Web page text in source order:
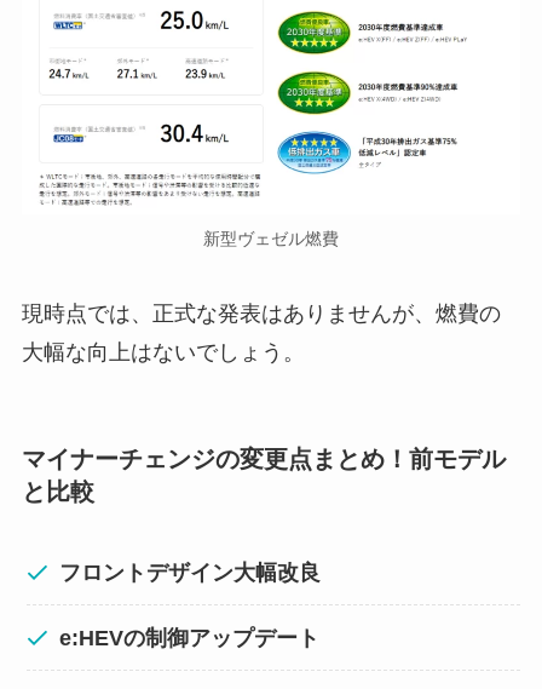
新型ヴェゼル燃費
現時点では、正式な発表はありませんが、燃費の
大幅な向上はないでしょう。
マイナーチェンジの変更点まとめ！前モデル
と比較
フロントデザイン大幅改良
e:HEVの制御アップデート